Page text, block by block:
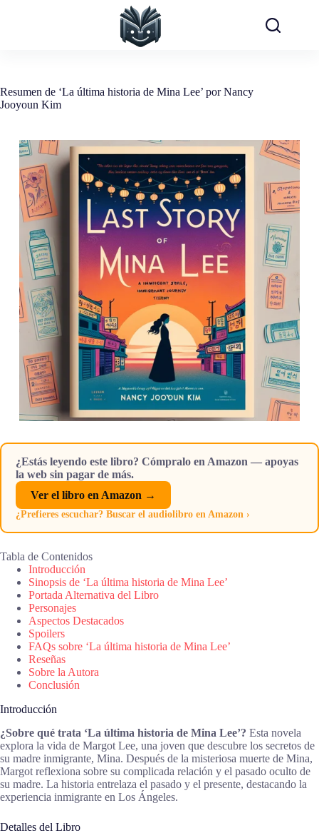
Resumen de ‘La última historia de Mina Lee’ por Nancy
Jooyoun Kim
¿Estás leyendo este libro? Cómpralo en Amazon — apoyas
la web sin pagar de más.
Ver el libro en Amazon →
¿Prefieres escuchar? Buscar el audiolibro en Amazon ›
Tabla de Contenidos
Introducción
Sinopsis de ‘La última historia de Mina Lee’
Portada Alternativa del Libro
Personajes
Aspectos Destacados
Spoilers
FAQs sobre ‘La última historia de Mina Lee’
Reseñas
Sobre la Autora
Conclusión
Introducción
¿Sobre qué trata ‘La última historia de Mina Lee’? Esta novela
explora la vida de Margot Lee, una joven que descubre los secretos de
su madre inmigrante, Mina. Después de la misteriosa muerte de Mina,
Margot reflexiona sobre su complicada relación y el pasado oculto de
su madre. La historia entrelaza el pasado y el presente, destacando la
experiencia inmigrante en Los Ángeles.
Detalles del Libro